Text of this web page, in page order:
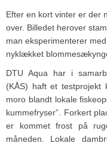
Efter en kort vinter er der
over. Billedet herover
man eksperimenterer
nyklækket
DTU Aqua har i
(KÅS) haft et
moro blandt lokale
kummefryser”. Forkert
er kommet frost på
måneden. Lokale